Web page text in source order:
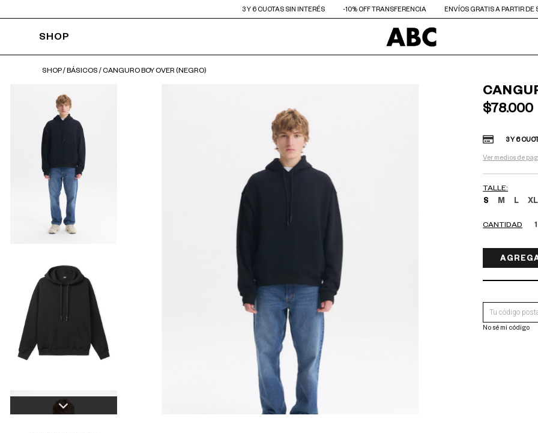
3 Y 6 CUOTAS SIN INTERÉS -10% OFF TRANSFERENCIA ENVÍOS GRATIS A PARTIR DE
SHOP
SHOP/ BÁSICOS / CANGURO BOY OVER (NEGRO)
$78.000
3 Y 6
Ver medios de
TALLE:
S
M L XL
CANTIDAD
ENTREGAS AL
No sé mi código